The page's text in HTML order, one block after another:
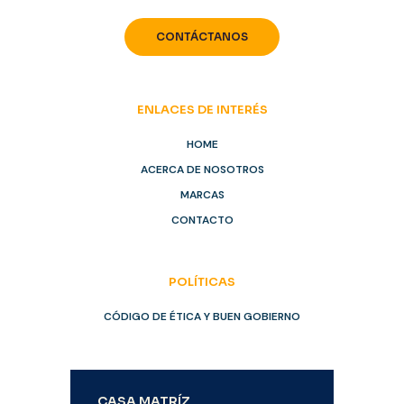
CONTÁCTANOS
ENLACES DE INTERÉS
HOME
ACERCA DE NOSOTROS
MARCAS
CONTACTO
POLÍTICAS
CÓDIGO DE ÉTICA Y BUEN GOBIERNO